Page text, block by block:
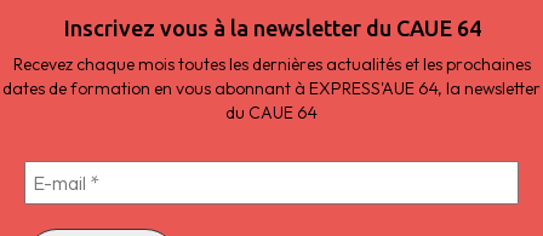
Inscrivez vous à la newsletter du CAUE 64
Recevez chaque mois toutes les dernières actualités et les prochaines
dates de formation en vous abonnant à EXPRESS'AUE 64, la newsletter
du CAUE 64